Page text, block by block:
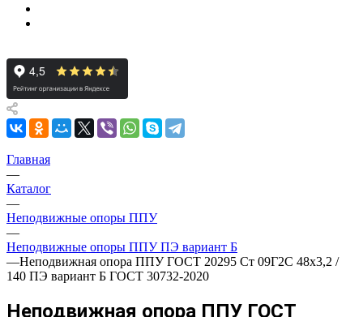
Главная
—
Каталог
—
Неподвижные опоры ППУ
—
Неподвижные опоры ППУ ПЭ вариант Б
—Неподвижная опора ППУ ГОСТ 20295 Ст 09Г2С 48x3,2 /
140 ПЭ вариант Б ГОСТ 30732-2020
Неподвижная опора ППУ ГОСТ